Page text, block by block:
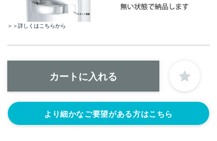
＞＞詳しくはこちらから
より細かなご要望がある方はこちら